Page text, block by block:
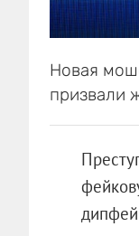
Новая
призвали